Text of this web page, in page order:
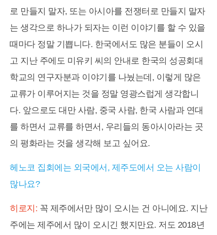
로 만들지 말자, 또는 아시아를 전쟁터로 만들지 말자
는 생각으로 하나가 되자는 이런 이야기를 할 수 있을
때마다 정말 기쁩니다. 한국에서도 많은 분들이 오시
고 지난 주에도 미유키 씨의 안내로 한국의 성공회대
학교의 연구자분과 이야기를 나눴는데, 이렇게 많은
교류가 이루어지는 것을 정말 영광스럽게 생각합니
다. 앞으로도 대만 사람, 중국 사람, 한국 사람과 연대
를 하면서 교류를 하면서, 우리들의 동아시아라는 곳
의 평화라는 것을 생각해 보고 싶어요.
헤노코 집회에는 외국에서, 제주도에서 오는 사람이
많나요?
히로지: 꼭 제주에서만 많이 오시는 건 아니에요. 지난
주에는 제주에서 많이 오시긴 했지만요. 저도 2018년